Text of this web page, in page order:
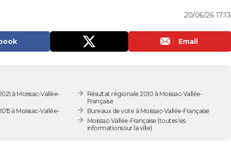
20/06/26 17:13
Email
à Moissac-Vallée-
à Moissac-Vallée-
Résultat régionale 2010 à Moissac-Vallée-
Française
Bureaux de vote à Moissac-Vallée-Française
Moissac-Vallée-Française (toutes les
informations sur la ville)